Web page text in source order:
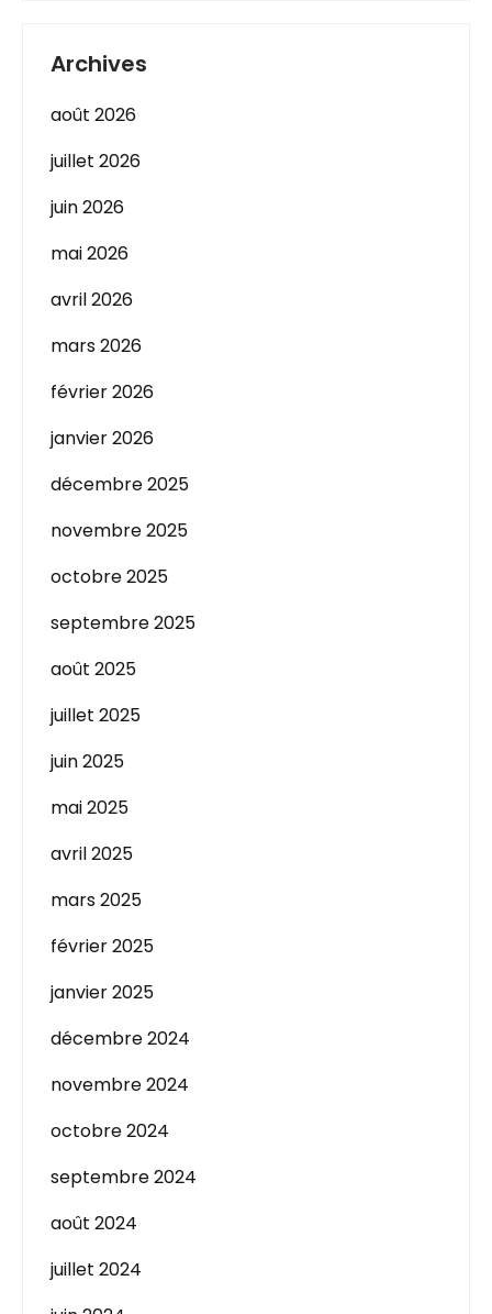
Archives
août 2026
juillet 2026
juin 2026
mai 2026
avril 2026
mars 2026
février 2026
janvier 2026
décembre 2025
novembre 2025
octobre 2025
septembre 2025
août 2025
juillet 2025
juin 2025
mai 2025
avril 2025
mars 2025
février 2025
janvier 2025
décembre 2024
novembre 2024
octobre 2024
septembre 2024
août 2024
juillet 2024